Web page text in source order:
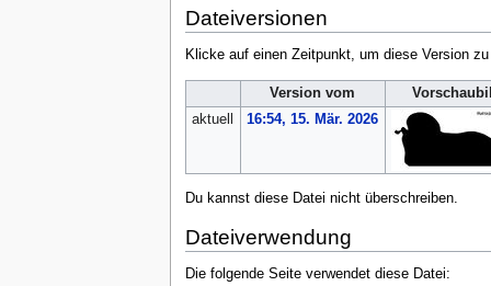
Dateiversionen
Klicke auf einen Zeitpunkt, um diese Version zu
Version vom
aktuell
16:54, 15. Mär. 2026
Du kannst diese Datei nicht überschreiben.
Dateiverwendung
Die folgende Seite verwendet diese Datei: